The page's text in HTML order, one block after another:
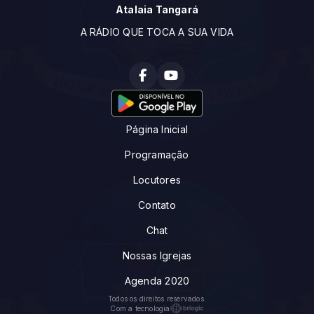
Atalaia Tangará
A RÁDIO QUE TOCA A SUA VIDA
Página Inicial
Programação
Locutores
Contato
Chat
Nossas Igrejas
Agenda 2020
Todos os direitos reservados.
Com a tecnologia